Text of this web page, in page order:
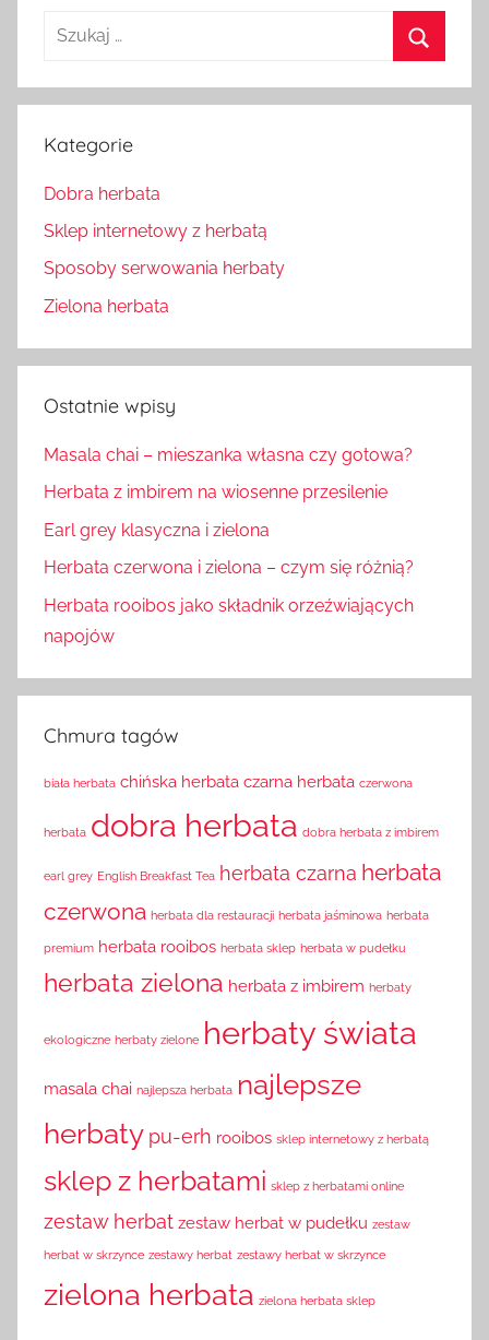
Szukaj:
Kategorie
Dobra herbata
Sklep internetowy z herbatą
Sposoby serwowania herbaty
Zielona herbata
Ostatnie wpisy
Masala chai – mieszanka własna czy gotowa?
Herbata z imbirem na wiosenne przesilenie
Earl grey klasyczna i zielona
Herbata czerwona i zielona – czym się różnią?
Herbata rooibos jako składnik orzeźwiających
napojów
Chmura tagów
biała herbata chińska herbata czarna herbata czerwona
herbata dobra herbata dobra herbata z imbirem
earl grey English Breakfast Tea herbata czarna herbata
czerwona herbata dla restauracji herbata jaśminowa herbata
premium herbata rooibos herbata sklep herbata w pudełku
herbata zielona herbata z imbirem herbaty
ekologiczne herbaty zielone herbaty świata
masala chai najlepsza herbata najlepsze
herbaty pu-erh rooibos sklep internetowy z herbatą
sklep z herbatami sklep z herbatami online
zestaw herbat zestaw herbat w pudełku zestaw
herbat w skrzynce zestawy herbat zestawy herbat w skrzynce
zielona herbata zielona herbata sklep